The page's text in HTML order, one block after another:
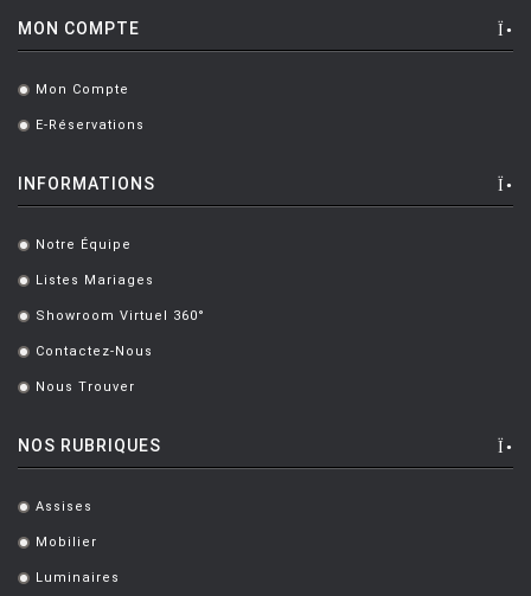
MON COMPTE
. Mon Compte
. E-Réservations
INFORMATIONS
. Notre Équipe
. Listes Mariages
. Showroom Virtuel 360°
. Contactez-Nous
. Nous Trouver
NOS RUBRIQUES
. Assises
. Mobilier
. Luminaires